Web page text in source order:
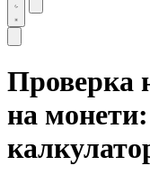
Проверка
на